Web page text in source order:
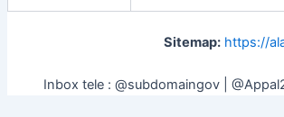
Sitemap: https://
Inbox tele : @subdomaingov |